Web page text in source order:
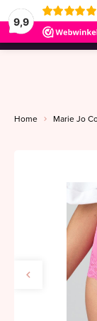
9,9
menu
Home